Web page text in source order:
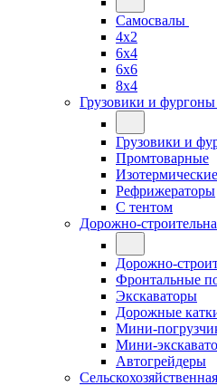
Самосвалы
4x2
6x4
6x6
8x4
Грузовики и фургоны
Грузовики и
Промтоварные
Изотермические
Рефрижераторы
С тентом
Дорожно-
Дорожно-
Фронтальные
Экскаваторы
Дорожные
Мини-
Мини-
Автогрейдеры